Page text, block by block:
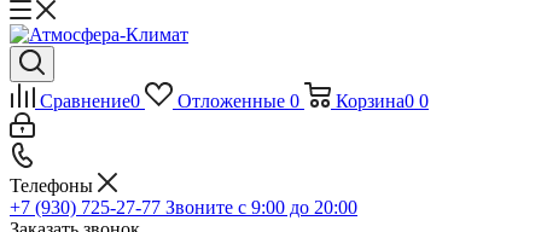
Сравнение0 Отложенные 0 Корзина0 0
Телефоны
+7 (930) 725-27-77 Звоните с 9:00 до 20:00